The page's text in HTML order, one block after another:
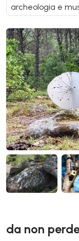
archeologia e
da non